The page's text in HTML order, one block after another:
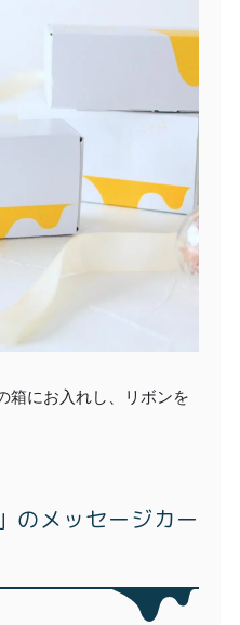
箱にお入れし、リボンを
のメッセージカー